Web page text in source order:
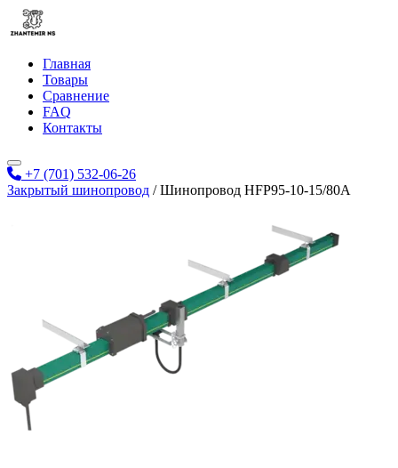
Главная
Товары
Сравнение
FAQ
Контакты
+7 (701) 532-06-26
Закрытый шинопровод / Шинопровод HFP95-10-15/80A